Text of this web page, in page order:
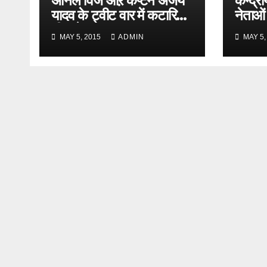
यादव के ट्वीट वार में कटारिया
भी कूदे
MAY 5, 2015 ADMIN
नेताओं
MAY